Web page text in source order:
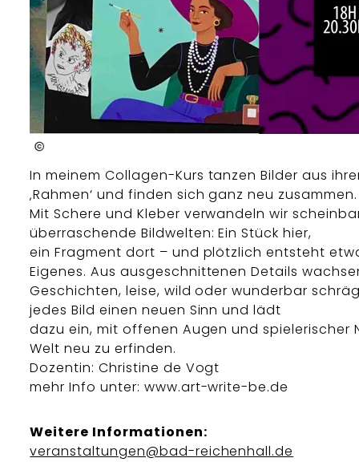
Christine de Vogt
In meinem Collagen-Kurs tanzen Bilder aus
‚Rahmen‘ und finden sich ganz neu zusammen.
Mit Schere und Kleber verwandeln wir
überraschende Bildwelten: Ein Stück hier,
ein Fragment dort – und plötzlich entsteht
Eigenes. Aus ausgeschnittenen Details
Geschichten, leise, wild oder wunderbar
jedes Bild einen neuen Sinn und lädt
dazu ein, mit offenen Augen und spielerischer
Welt neu zu erfinden.
Dozentin: Christine de Vogt
mehr Info unter: www.art-write-be.de
Weitere Informationen:
veranstaltungen@bad-reichenhall.de